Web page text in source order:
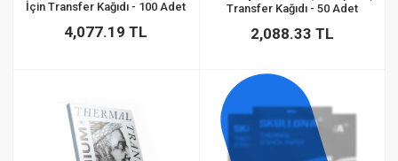
İçin Transfer Kağıdı - 100 Adet
4,077.19 TL
Transfer Kağıdı - 50 Adet
2,088.33 TL